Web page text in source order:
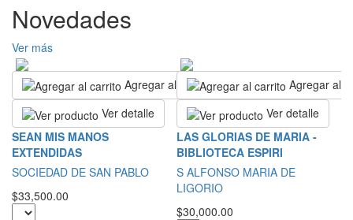
Novedades
Ver más
Agregar al carrito
Ver detalle
SEAN MIS MANOS
EXTENDIDAS
SOCIEDAD DE SAN PABLO
$33,500.00
Agregar al
Ver detalle
LAS GLORIAS DE MARIA -
BIBLIOTECA ESPIRI
S ALFONSO MARIA DE
LIGORIO
$30,000.00